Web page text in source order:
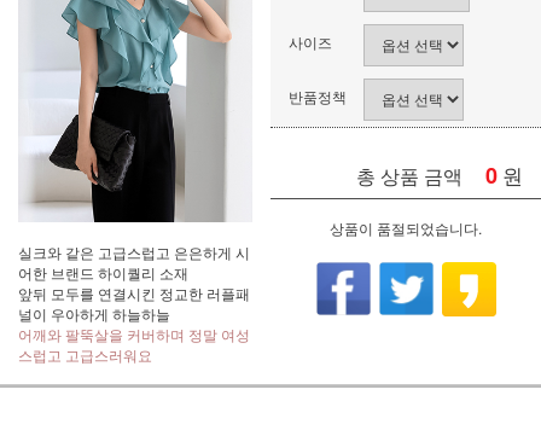
실크와 같은 고급스럽고 은은하게 시
어한 브랜드 하이퀄리 소재
앞뒤 모두를 연결시킨 정교한 러플패
널이 우아하게 하늘하늘
어깨와 팔뚝살을 커버하며 정말 여성
스럽고 고급스러워요
사이즈
반품정책
총 상품 금액 0 원
상품이 품절되었습니다.